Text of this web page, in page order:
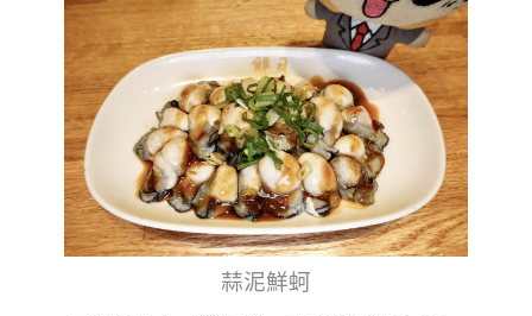
蒜泥鮮蚵